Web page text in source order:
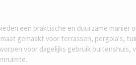
een praktische en duurzame
gemaakt voor terrassen, pergola's,
voor dagelijks gebruik